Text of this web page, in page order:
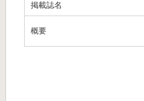
掲載誌名
概要